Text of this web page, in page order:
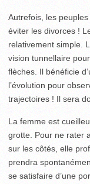
Autrefois, les
éviter les divorces !
relativement simple.
vision tunnellaire
flèches. Il bénéficie
l’évolution pour
trajectoires ! Il sera
La femme est
grotte. Pour ne rater
sur les côtés, elle
prendra
se satisfaire d’une